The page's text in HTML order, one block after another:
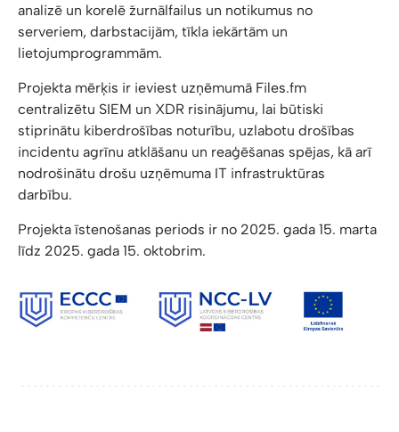
analizē un korelē žurnālfailus un notikumus no
serveriem, darbstacijām, tīkla iekārtām un
lietojumprogrammām.
Projekta mērķis ir ieviest uzņēmumā Files.fm
centralizētu SIEM un XDR risinājumu, lai būtiski
stiprinātu kiberdrošības noturību, uzlabotu drošības
incidentu agrīnu atklāšanu un reaģēšanas spējas, kā arī
nodrošinātu drošu uzņēmuma IT infrastruktūras
darbību.
Projekta īstenošanas periods ir no 2025. gada 15. marta
līdz 2025. gada 15. oktobrim.